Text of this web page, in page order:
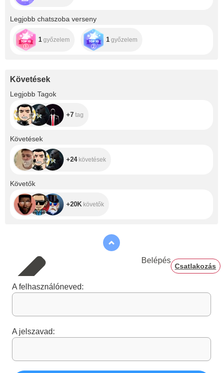
Legjobb chatszoba verseny
1 győzelem 1 győzelem
Követések
Legjobb Tagok
+7 tag
Követések
+24követések
Követők
+20K követők
Belépés
Csatlakozás
A felhasználóneved:
A jelszavad: